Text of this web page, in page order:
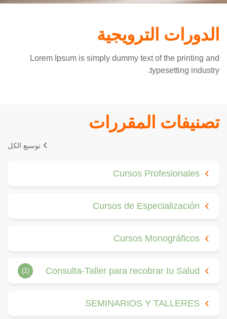
الدورات الترويجية
Lorem Ipsum is simply dummy text of the printing and
typesetting industry.
تصنيفات المقررات
توسيع الكل
Cursos Profesionales
Cursos de Especialización
Cursos Monográficos
Consulta-Taller para recobrar tu Salud
(1)
SEMINARIOS Y TALLERES